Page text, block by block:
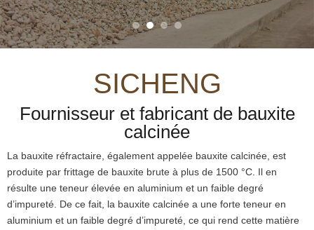
SICHENG
Fournisseur et fabricant de bauxite
calcinée
La bauxite réfractaire, également appelée bauxite calcinée, est
produite par frittage de bauxite brute à plus de 1500 °C. Il en
résulte une teneur élevée en aluminium et un faible degré
d’impureté. De ce fait, la bauxite calcinée a une forte teneur en
aluminium et un faible degré d’impureté, ce qui rend cette matière